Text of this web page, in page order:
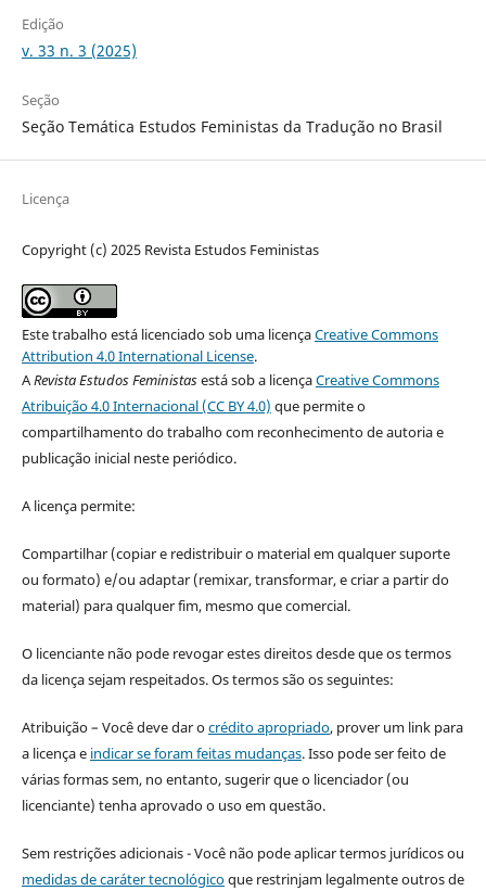
Edição
v. 33 n. 3 (2025)
Seção
Seção Temática Estudos Feministas da Tradução no Brasil
Licença
Copyright (c) 2025 Revista Estudos Feministas
Este trabalho está licenciado sob uma licençaCreative Commons
Attribution 4.0 International License.
ARevista Estudos Feministasestá sob a licençaCreative Commons
Atribuição 4.0 Internacional (CC BY 4.0) que permite o
compartilhamento do trabalho com reconhecimento de autoria e
publicação inicial neste periódico.
A licença permite:
Compartilhar (copiar e redistribuir o material em qualquer suporte
ou formato) e/ou adaptar (remixar, transformar, e criar a partir do
material) para qualquer fim, mesmo que comercial.
O licenciante não pode revogar estes direitos desde que os termos
da licença sejam respeitados. Os termos são os seguintes:
Atribuição – Você deve dar ocrédito apropriado, prover um link para
a licença e indicar se foram feitas mudanças. Isso pode ser feito de
várias formas sem, no entanto, sugerir que o licenciador (ou
licenciante) tenha aprovado o uso em questão.
Sem restrições adicionais - Você não pode aplicar termos jurídicos ou
medidas de caráter tecnológicoque restrinjam legalmente outros de